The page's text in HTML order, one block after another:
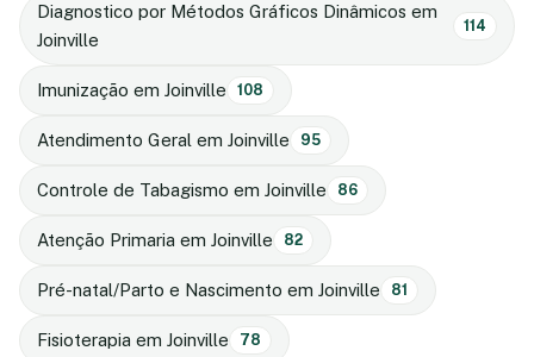
Diagnostico por Métodos Gráficos Dinâmicos em
Joinville
114
Imunização em Joinville 108
Atendimento Geral em Joinville 95
Controle de Tabagismo em Joinville 86
Atenção Primaria em Joinville 82
Pré-natal/Parto e Nascimento em Joinville 81
Fisioterapia em Joinville 78